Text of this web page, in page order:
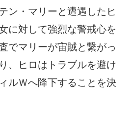
ン・マリーと遭遇したヒ
に対して強烈な警戒心を
でマリーが宙賊と繋がっ
、ヒロはトラブルを避け
ルＷへ降下することを決